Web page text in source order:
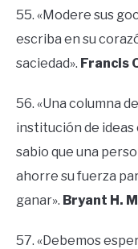
55. «Modere sus
escriba en su
saciedad». Francis
56. «Una columna
institución de ideas
sabio que una
ahorre su fuerza
ganar». Bryant H.
57. «Debemos